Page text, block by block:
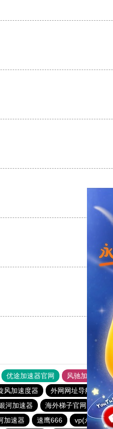
优途加速器官网 风驰加速器
风加速度器 外网网址导航
河加速器 海外梯子官网
加速器 速鹰666 vp(永久免